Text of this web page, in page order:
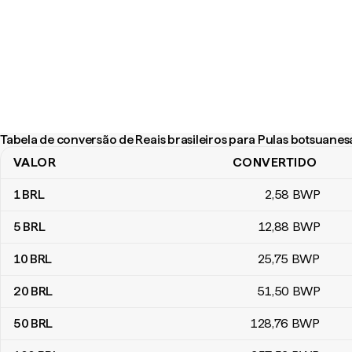
Tabela de conversão de Reais brasileiros para Pulas
Tabela de conversão de Reais brasileiros para Pulas botsuanesas
VALOR CONVERTIDO
1BRL 2,58 BWP
5 BRL 12,88 BWP
10 BRL 25,75 BWP
20 BRL 51,50 BWP
50 BRL 128,76 BWP